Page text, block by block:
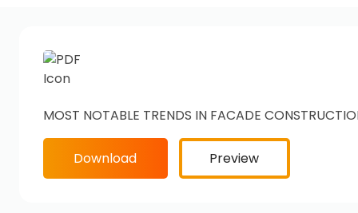
MOST NOTABLE TRENDS IN FACADE
Download Preview